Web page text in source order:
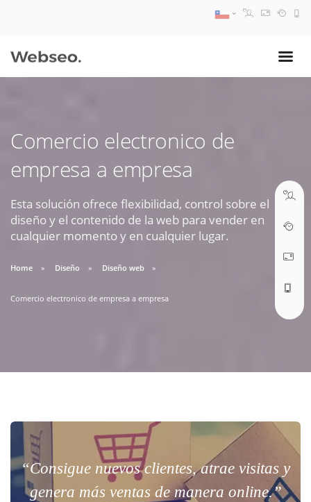
Comercio electronico de
empresa a empresa
Esta solución ofrece flexibilidad, control sobre el
diseño y el contenido de la web para vender en
cualquier momento y en cualquier lugar.
Home Diseño Diseño web
Comercio electronico de empresa a empresa
“Consigue nuevos clientes, atrae visitas y
genera más ventas de manera online.”
09:30 AM A 18:30 PM
soporte@webseo.cl
ABRIR TICKET